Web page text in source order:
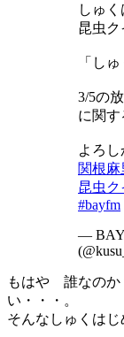
しゅ
昆虫ク
「し
3/5の
に関す
よろし
関根麻
昆虫ク
#bayfm
—
もはや 誰なのか
い・・・。
そんなしゅくはじ